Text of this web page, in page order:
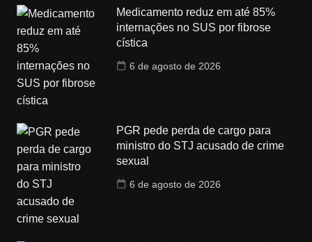
Medicamento reduz em até 85%
internações no SUS por fibrose
cística
6 de agosto de 2026
PGR pede perda de cargo para
ministro do STJ acusado de crime
sexual
6 de agosto de 2026